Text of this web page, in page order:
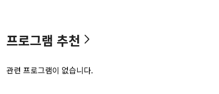
프로그램 추천
관련 프로그램이 없습니다.